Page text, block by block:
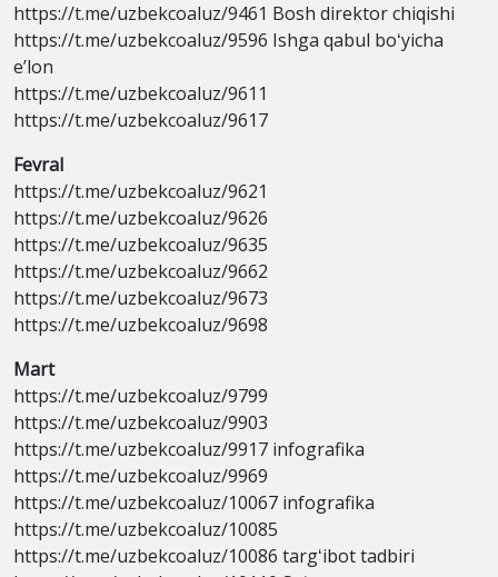
https://t.me/uzbekcoaluz/9461 Bosh direktor chiqishi
https://t.me/uzbekcoaluz/9596 Ishga qabul boʻyicha
eʼlon
https://t.me/uzbekcoaluz/9611
https://t.me/uzbekcoaluz/9617
Fevral
https://t.me/uzbekcoaluz/9621
https://t.me/uzbekcoaluz/9626
https://t.me/uzbekcoaluz/9635
https://t.me/uzbekcoaluz/9662
https://t.me/uzbekcoaluz/9673
https://t.me/uzbekcoaluz/9698
Mart
https://t.me/uzbekcoaluz/9799
https://t.me/uzbekcoaluz/9903
https://t.me/uzbekcoaluz/9917 infografika
https://t.me/uzbekcoaluz/9969
https://t.me/uzbekcoaluz/10067 infografika
https://t.me/uzbekcoaluz/10085
https://t.me/uzbekcoaluz/10086 targʻibot tadbiri